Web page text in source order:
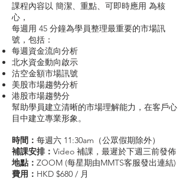
課程內容以 簡潔、重點、可即時應用 為核
心，
每週用 45 分鐘為學員整理最重要的市場訊
號，包括：
每週資金流向分析
北水資金動向啟示
沽空金額市場訊號
美股市場趨勢分析
港股市場趨勢分
幫助學員建立清晰的市場理解能力，在客戶心
目中建立專業形象。
時間： 每週六 11:30am（公眾假期除外）
補課安排： Video 補課，最遲於下週三前發佈
​地點： ZOOM (每星期由MMTS客服發出連結)
費用： HKD $680 / 月